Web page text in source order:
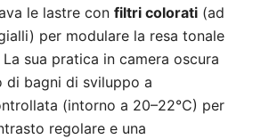
le lastre con filtri colorati (ad
per modulare la resa tonale
sua pratica in camera oscura
di bagni di sviluppo a
(intorno a 20–22°C) per
regolare e una